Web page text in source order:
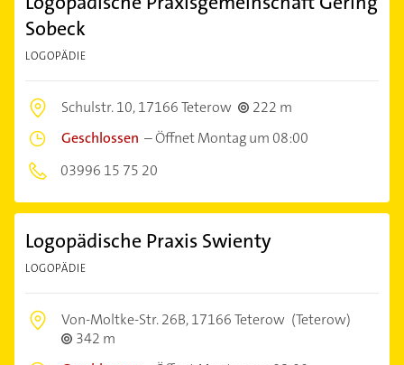
Sobeck
LOGOPÄDIE
Schulstr. 10,17166 Teterow
222 m
Geschlossen –Öffnet Montag um 08:00
03996 15 75 20
Logopädische Praxis Swienty
LOGOPÄDIE
Von-Moltke-Str. 26B,17166 Teterow (Teterow)
342 m